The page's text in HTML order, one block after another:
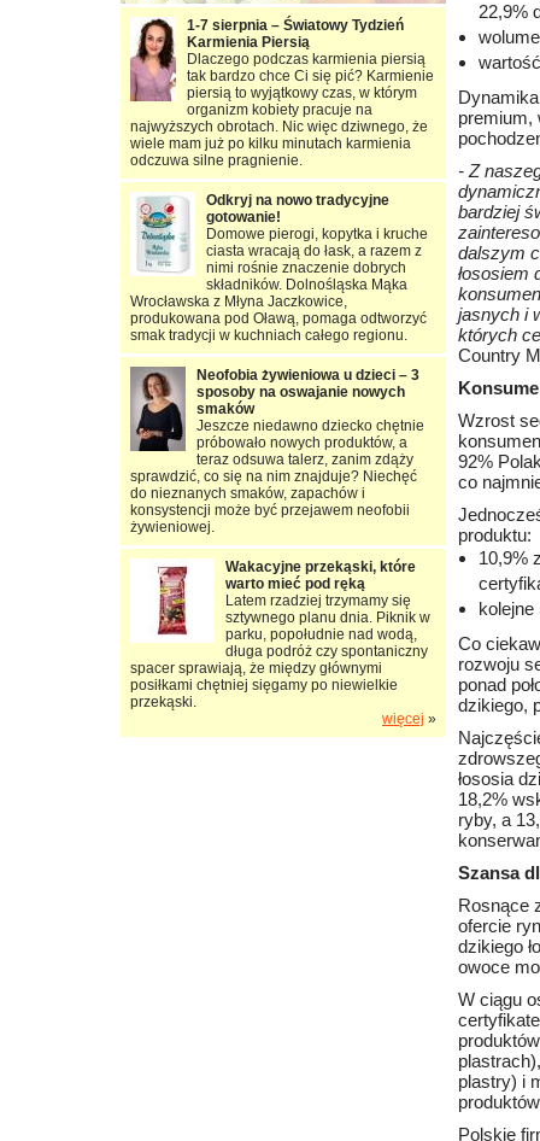
22,9%
premium,
- Z
bardziej
dalszym
łososiem
jasnych i
których
Country
Wzrost
92%
co
produktu:
10,9%
Co
rozwoju
ponad
dzikiego,
łososia
18,2%
ryby, a
Szansa
Rosnące
ofercie
dzikiego
owoce
W ciągu
plastry) i
Polskie
1-7 sierpnia – Światowy Tydzień
Karmienia Piersią
Dlaczego podczas karmienia piersią
tak bardzo chce Ci się pić? Karmienie
piersią to wyjątkowy czas, w którym
organizm kobiety pracuje na
najwyższych obrotach. Nic więc dziwnego, że
wiele mam już po kilku minutach karmienia
odczuwa silne pragnienie.
Odkryj na nowo tradycyjne
gotowanie!
Domowe pierogi, kopytka i kruche
ciasta wracają do łask, a razem z
nimi rośnie znaczenie dobrych
składników. Dolnośląska Mąka
Wrocławska z Młyna Jaczkowice,
produkowana pod Oławą, pomaga odtworzyć
smak tradycji w kuchniach całego regionu.
Neofobia żywieniowa u dzieci – 3
sposoby na oswajanie nowych
smaków
Jeszcze niedawno dziecko chętnie
próbowało nowych produktów, a
teraz odsuwa talerz, zanim zdąży
sprawdzić, co się na nim znajduje? Niechęć
do nieznanych smaków, zapachów i
konsystencji może być przejawem neofobii
żywieniowej.
Wakacyjne przekąski, które
warto mieć pod ręką
Latem rzadziej trzymamy się
sztywnego planu dnia. Piknik w
parku, popołudnie nad wodą,
długa podróż czy spontaniczny
spacer sprawiają, że między głównymi
posiłkami chętniej sięgamy po niewielkie
przekąski.
więcej »